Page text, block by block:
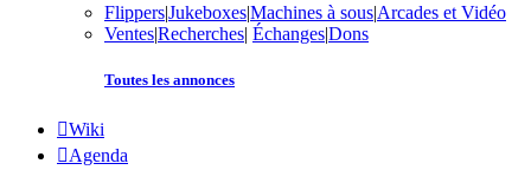
Flippers|Jukeboxes|Machines à sous|Arcades et Vidéo
Ventes|Recherches| Échanges|Dons
Toutes les annonces
Wiki
Agenda